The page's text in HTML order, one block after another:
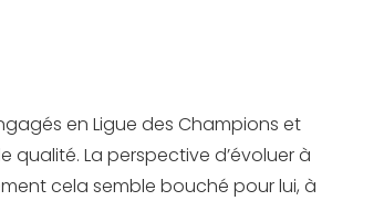
en Ligue des Champions et
qualité. La perspective d’évoluer à
cela semble bouché pour lui, à